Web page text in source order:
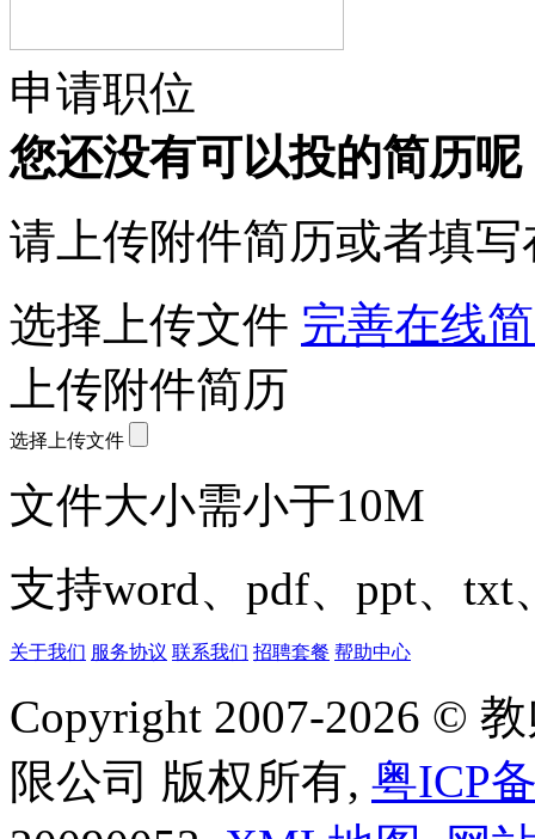
申请职位
您还没有可以投的简历呢
请上传附件简历或者填
选择上传文件 完善在线
上传附件简历
选择上传文件
文件大小需小于10M
支持word、pdf、ppt、txt
关于我们 服务协议 联系我们 招聘套餐 帮助中心
Copyright 2007-2026 ©
限公司 版权所有, 粤ICP